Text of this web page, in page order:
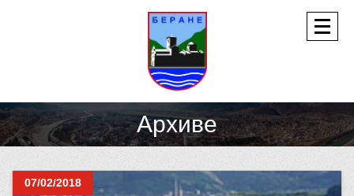
Архиве
07/02/2018